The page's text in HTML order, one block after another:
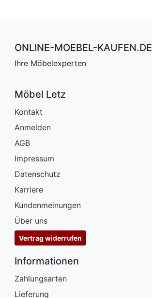
ONLINE-MOEBEL-KAUFEN.DE
Ihre Möbelexperten
Möbel Letz
Kontakt
Anmelden
AGB
Impressum
Datenschutz
Karriere
Kundenmeinungen
Über uns
Vertrag widerrufen
Informationen
Zahlungsarten
Lieferung